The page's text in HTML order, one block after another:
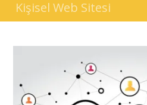
Kişisel Web Sitesi